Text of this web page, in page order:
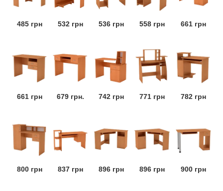
485 грн 532 грн 536 грн 558 грн 661 грн
661 грн 679 грн. 742 грн 771 грн 782 грн
800 грн 837 грн 896 грн 896 грн 900 грн